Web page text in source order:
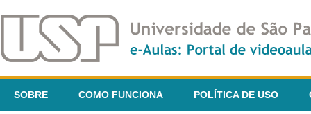
SOBRE COMO FUNCIONA POLÍTICA DE USO